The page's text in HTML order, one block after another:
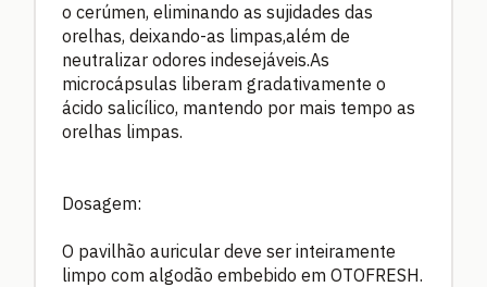
o cerúmen, eliminando as sujidades das
orelhas, deixando-as limpas,além de
neutralizar odores indesejáveis.As
microcápsulas liberam gradativamente o
ácido salicílico, mantendo por mais tempo as
orelhas limpas.
Dosagem:
O pavilhão auricular deve ser inteiramente
limpo com algodão embebido em OTOFRESH.